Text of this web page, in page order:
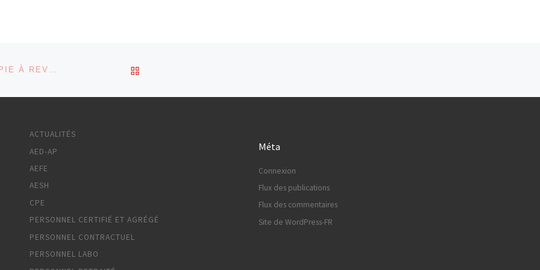
FORMATION INITIALE DES ENSEIGNANTS : UNE COPIE À REVOIR D’URGENCE !
ACTUALITÉS
AED-AP
AEFE
AESH
CPE
PERSONNEL CERTIFIÉ ET AGRÉGÉ
PERSONNEL CONTRACTUEL
PERSONNEL LABO
Méta
Connexion
Flux des publications
Flux des commentaires
Site de WordPress-FR